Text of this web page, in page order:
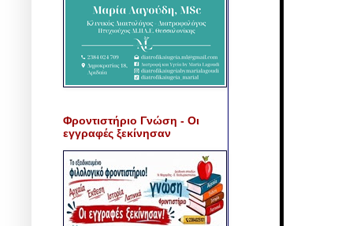
Φροντιστήριο Γνώση - Οι
εγγραφές ξεκίνησαν